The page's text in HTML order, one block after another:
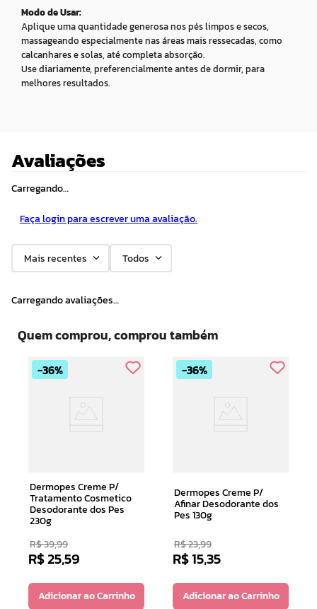
Modo de Usar:
Aplique uma quantidade generosa nos pés limpos e secos,
massageando especialmente nas áreas mais ressecadas, como
calcanhares e solas, até completa absorção.
Use diariamente, preferencialmente antes de dormir, para
melhores resultados.
Avaliações
Carregando…
Faça login para escrever uma avaliação.
Mais recentes Todos
Carregando avaliações…
Quem comprou, comprou também
36%
Dermopes Creme P/
Tratamento Cosmetico
Desodorante dos Pes
230g
R$39,99
R$25,59
Adicionar ao Carrinho
36%
Dermopes Creme P/
Afinar Desodorante dos
Pes 130g
R$23,99
R$15,35
Adicionar ao Carrinho